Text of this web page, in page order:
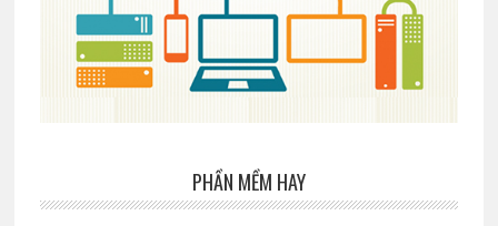
PHẦN MỀM HAY